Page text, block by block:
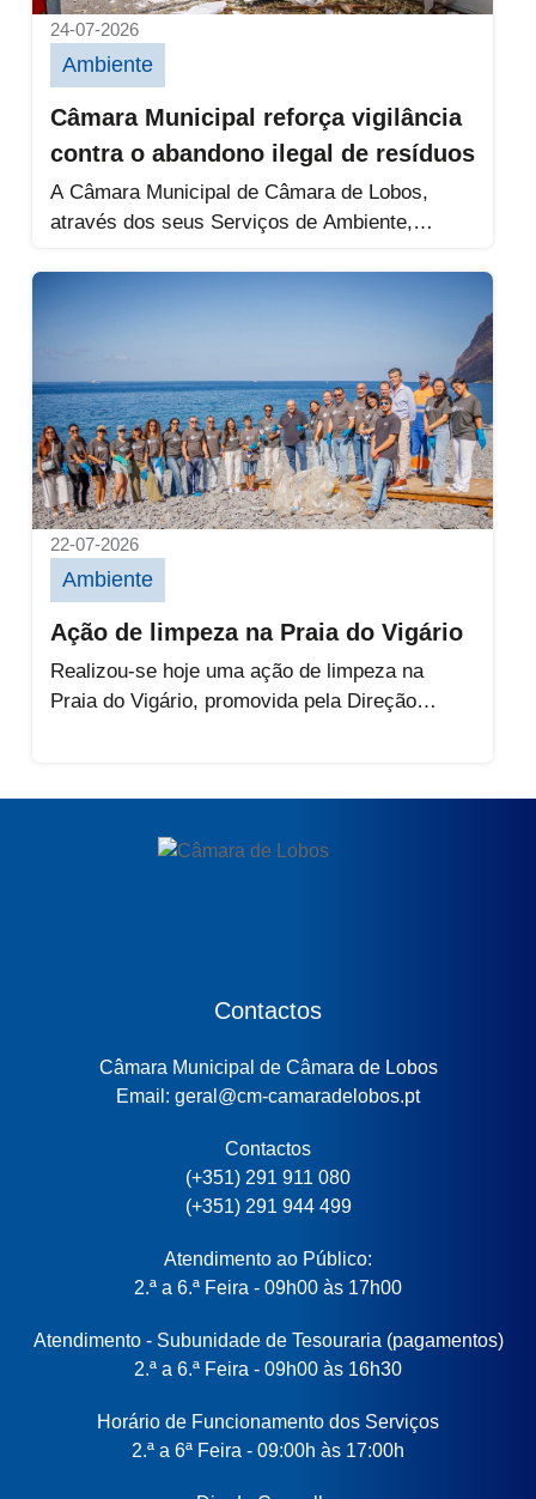
24-07-2026
Ambiente
Câmara Municipal reforça vigilância
contra o abandono ilegal de resíduos
A Câmara Municipal de Câmara de Lobos,
através dos seus Serviços de Ambiente,
Ação de limpeza na Praia do Vigário
22-07-2026
Ambiente
Ação de limpeza na Praia do Vigário
Realizou-se hoje uma ação de limpeza na
Praia do Vigário, promovida pela Direção
Contactos
Câmara Municipal de Câmara de Lobos
Email: geral@cm-camaradelobos.pt
Contactos
(+351) 291 911 080
(+351) 291 944 499
Atendimento ao Público:
2.ª a 6.ª Feira - 09h00 às 17h00
Atendimento - Subunidade de Tesouraria (pagamentos)
2.ª a 6.ª Feira - 09h00 às 16h30
Horário de Funcionamento dos Serviços
2.ª a 6ª Feira - 09:00h às 17:00h